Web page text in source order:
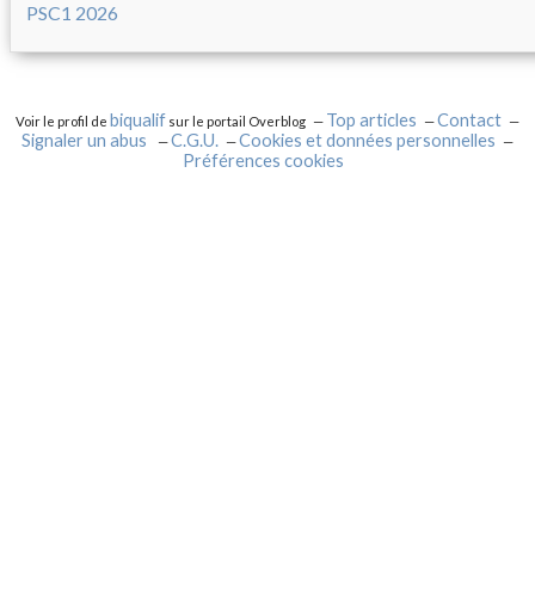
PSC1 2026
Voir le profil de biqualif sur le portail Overblog Top articles
Contact
Signaler un abus
C.G.U.
Cookies et données personnelles
Préférences cookies